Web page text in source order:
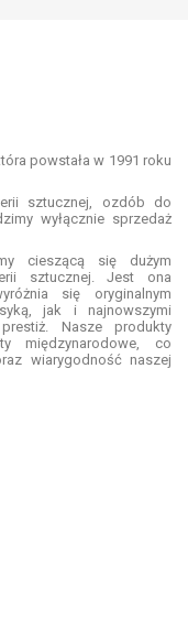
powstała w 1991 roku
sztucznej, ozdób do
wyłącznie sprzedaż
cieszącą się dużym
sztucznej. Jest ona
się oryginalnym
jak i najnowszymi
Nasze produkty
międzynarodowe, co
wiarygodność naszej